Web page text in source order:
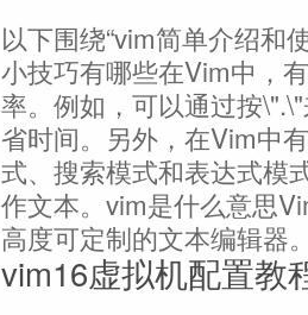
以下围绕“vim简单介绍和
小技巧有哪些在Vim中，
率。例如，可以通过按
省时间。另外，在Vim中
式、搜索模式和表达式模
作文本。vim是什么意思
高度可定制的文本编辑器
vim16虚拟机配置教